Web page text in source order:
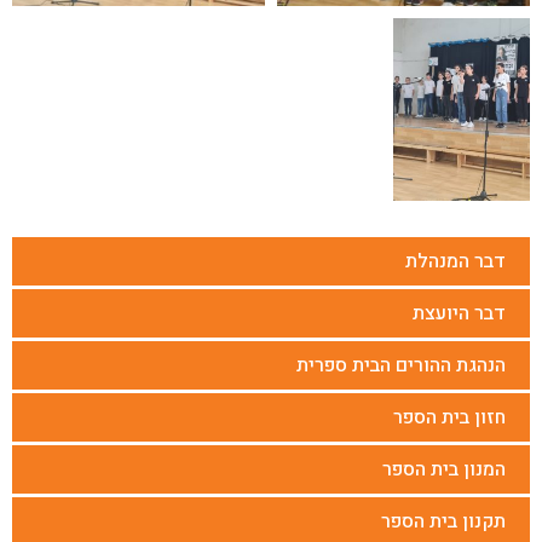
דבר המנהלת
דבר היועצת
הנהגת ההורים הבית ספרית
חזון בית הספר
המנון בית הספר
תקנון בית הספר